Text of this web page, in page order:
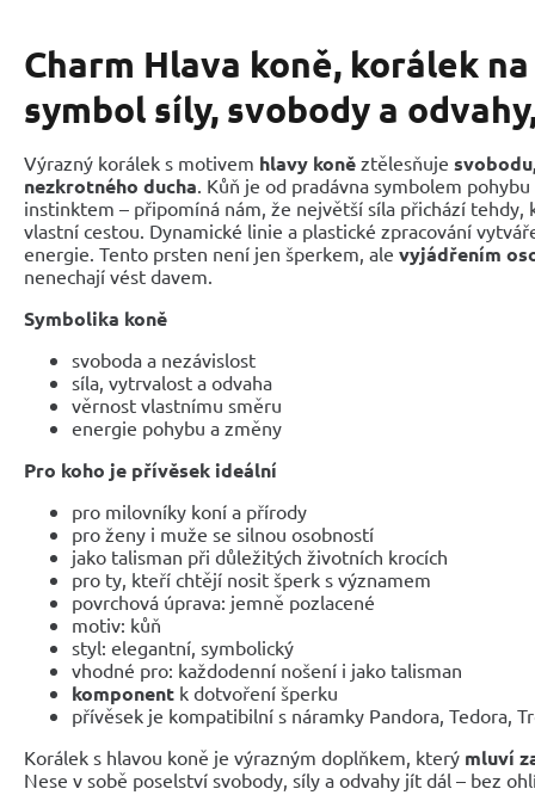
Charm Hlava koně, korálek
symbol síly, svobody a
Výrazný korálek s motivem hlavy koně ztělesňuje
nezkrotného ducha . Kůň je od pradávna symbolem
instinktem – připomíná nám, že největší síla přichází tehdy,
vlastní cestou. Dynamické linie a plastické zpracování
energie. Tento prsten není jen šperkem, ale vyjádřením
nenechají vést davem.
Symbolika koně
svoboda a nezávislost
síla, vytrvalost a odvaha
věrnost vlastnímu směru
energie pohybu a změny
Pro koho je přívěsek ideální
pro milovníky koní a přírody
pro ženy i muže se silnou osobností
jako talisman při důležitých životních krocích
pro ty, kteří chtějí nosit šperk s významem
povrchová úprava: jemně pozlacené
motiv: kůň
styl: elegantní, symbolický
vhodné pro: každodenní nošení i jako talisman
komponent k dotvoření šperku
přívěsek je kompatibilní s náramky Pandora, Tedora,
Korálek s hlavou koně je výrazným doplňkem, který mluví
Nese v sobě poselství svobody, síly a odvahy jít dál – bez